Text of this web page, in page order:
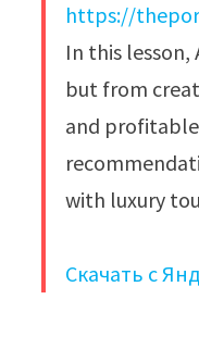
https://
In this
but from
and
with luxury
Скачать с